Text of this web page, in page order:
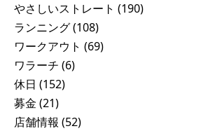
やさしいストレート (190)
ランニング(108)
ワークアウト (69)
ワラーチ (6)
休日 (152)
募金 (21)
店舗情報 (52)